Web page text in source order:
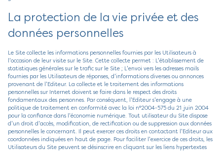
La protection de la vie privée et des
données personnelles
Le Site collecte les informations personnelles fournies par les Utilisateurs à
l'occasion de leur visite sur le Site. Cette collecte permet : L'établissement de
statistiques générales sur le trafic sur le Site ; L'envoi vers les adresses mails
fournies par les Utilisateurs de réponses, d'informations diverses ou annonces
provenant de l'Editeur. La collecte et le traitement des informations
personnelles sur Internet doivent se faire dans le respect des droits
fondamentaux des personnes. Par conséquent, l'Editeur s'engage à une
politique de traitement en conformité avec la loi n°2004-575 du 21 juin 2004
pour la confiance dans l'économie numérique. Tout utilisateur du Site dispose
d'un droit d'accès, modification, de rectification ou de suppression aux données
personnelles le concernant. Il peut exercer ces droits en contactant l'Editeur aux
coordonnées indiquées en haut de page. Pour faciliter l'exercice de ces droits, les
Utilisateurs du Site peuvent se désinscrire en cliquant sur les liens hypertextes